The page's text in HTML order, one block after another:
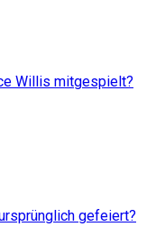
Willis mitgespielt?
gefeiert?